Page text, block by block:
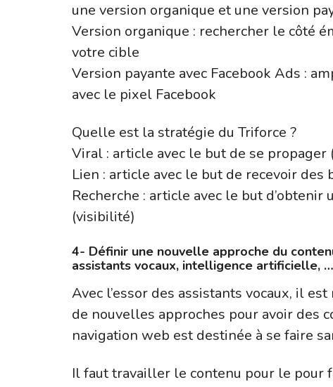
une version organique et une version
Version organique : rechercher le côté
votre cible
Version payante avec Facebook Ads :
avec le pixel Facebook
Quelle est la stratégie du Triforce ?
Viral : article avec le but de se
Lien : article avec le but de recevoir des
Recherche : article avec le but
(visibilité)
4- Définir une nouvelle approche du
assistants vocaux, intelligence artificielle,
Avec l’essor des assistants vocaux, il
de nouvelles approches pour avoir des
navigation web est destinée à se faire
Il faut travailler le contenu pour le pour